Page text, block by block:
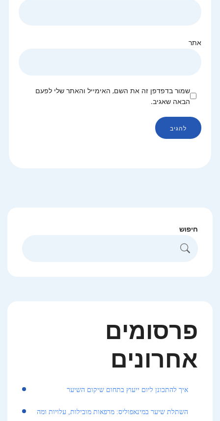
אתר
שמור בדפדפן זה את השם, האימייל והאתר שלי לפעם
הבאה שאגיב.
חיפוש
פרסומים
אחרונים
איך להתכונן ליום ייעוץ בתחום שיקום השיער
השתלת שיער במינאפוליס: מרפאות מובילות, עלויות ומה